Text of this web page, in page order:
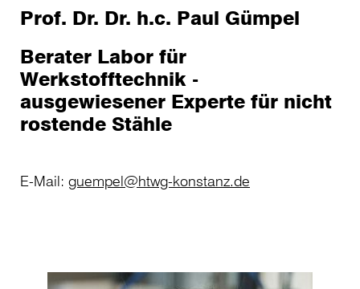
Prof. Dr. Dr. h.c. Paul Gümpel
Berater Labor für
Werkstofftechnik -
ausgewiesener Experte für nicht
rostende Stähle
E-Mail: guempel@htwg-konstanz.de